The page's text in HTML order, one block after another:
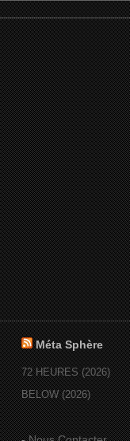
Méta Sphère
72 HEURES (2026)
BELOW (2026)